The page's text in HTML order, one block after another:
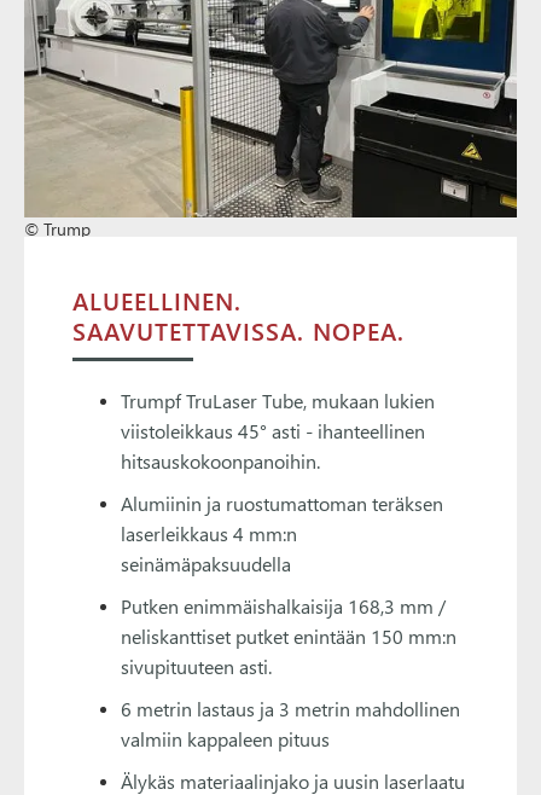
© Trump
ALUEELLINEN.
SAAVUTETTAVISSA. NOPEA.
Trumpf TruLaser Tube, mukaan lukien
viistoleikkaus 45° asti - ihanteellinen
hitsauskokoonpanoihin.
Alumiinin ja ruostumattoman teräksen
laserleikkaus 4 mm:n
seinämäpaksuudella
Putken enimmäishalkaisija 168,3 mm /
neliskanttiset putket enintään 150 mm:n
sivupituuteen asti.
6 metrin lastaus ja 3 metrin mahdollinen
valmiin kappaleen pituus
Älykäs materiaalinjako ja uusin laserlaatu